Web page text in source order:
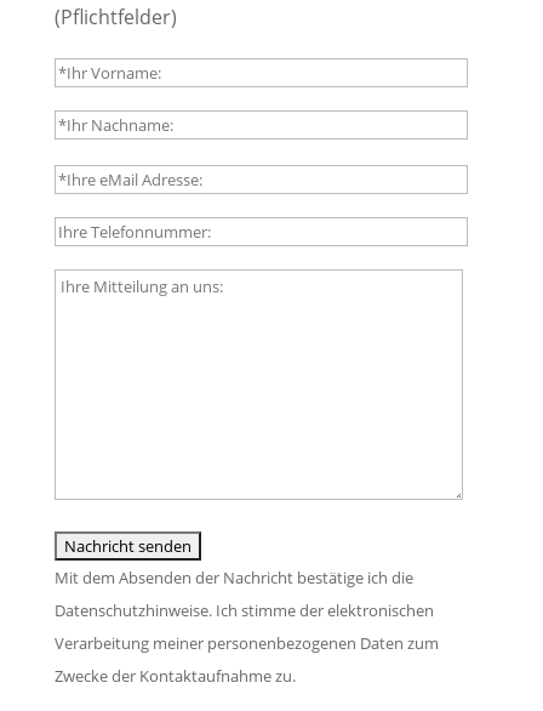
(Pflichtfelder)
B
t
t
e
l
a
s
s
e
s
B
t
t
d
i
e
s
e
s
B
e
d
i
e
Mit dem Absenden der Nachricht bestätige ich die
Datenschutzhinweise. Ich stimme der elektronischen
Verarbeitung meiner personenbezogenen Daten zum
Zwecke der Kontaktaufnahme zu.